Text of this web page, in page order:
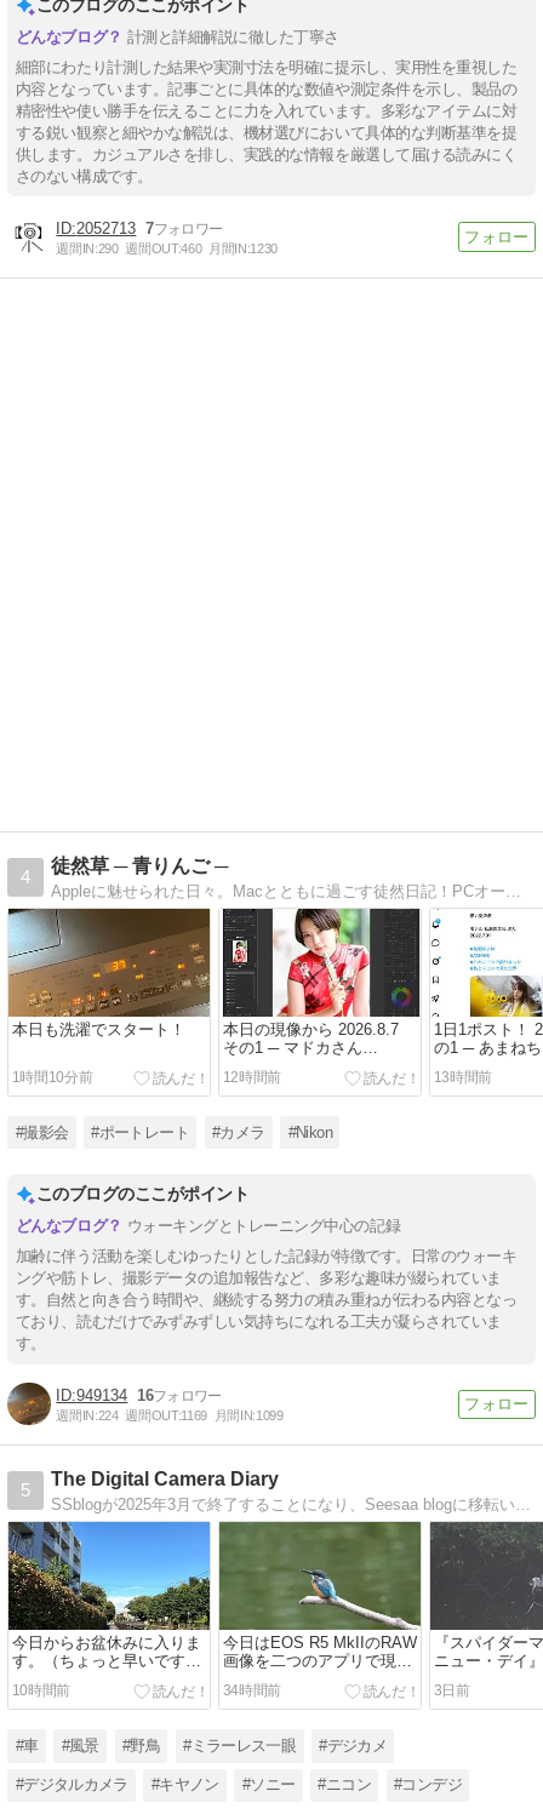
このブログのここがポイント
計測と詳細解説に徹した丁寧さ
細部にわたり計測した結果や実測寸法を明確に提示し、実用性を重視した
内容となっています。記事ごとに具体的な数値や測定条件を示し、製品の
精密性や使い勝手を伝えることに力を入れています。多彩なアイテムに対
する鋭い観察と細やかな解説は、機材選びにおいて具体的な判断基準を提
供します。カジュアルさを排し、実践的な情報を厳選して届ける読みにく
さのない構成です。
2052713 7
週間IN:290 週間OUT:460 月間IN:1230
4
徒然草 ─ 青りんご ─
Appleに魅せられた日々。Macとともに過ごす徒然日記！PCオーディオにもはまってます。デジタル一眼も11年振りに購入し、趣味としてぼちぼち撮影してます。
本日も洗濯でスタート！
1時間10分前
本日の現像から 2026.8.7
その1 ─ マドカさん
2026.8.1 黒石社 チャイナ
ドレス企画 ─
12時間前
1日1ポスト！
の1 ─ あまね
2022.8.7 富山
り周辺 ─
13時間前
#撮影会 #ポートレート #カメラ #Nikon
このブログのここがポイント
ウォーキングとトレーニング中心の記録
加齢に伴う活動を楽しむゆったりとした記録が特徴です。日常のウォーキ
ングや筋トレ、撮影データの追加報告など、多彩な趣味が綴られていま
す。自然と向き合う時間や、継続する努力の積み重ねが伝わる内容となっ
ており、読むだけでみずみずしい気持ちになれる工夫が凝らされていま
す。
949134 16
週間IN:224 週間OUT:1169 月間IN:1099
5
The Digital Camera Diary
SSblogが2025年3月で終了することになり、Seesaa blogに移転いたしました。2/10よりブログを一本化しました。SeeSaa blogのThe Digital Camera Diaryをよろしくお願いいたします。
今日からお盆休みに入りま
す。（ちょっと早いです
が）
10時間前
今日はEOS R5 MkIIのRAW
画像を二つのアプリで現像
してみました。
34時間前
『スパイダー
ニュー・デイ
た。
3日前
#車 #風景 #野鳥 #ミラーレス一眼 #デジカメ
#デジタルカメラ #キヤノン #ソニー #ニコン #コンデジ